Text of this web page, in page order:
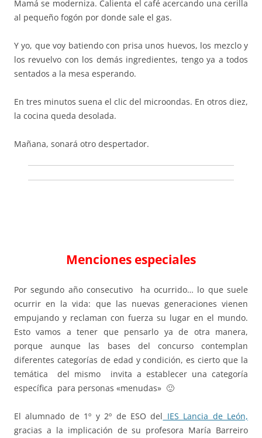
Mamá se moderniza. Calienta el café acercando una cerilla
al pequeño fogón por donde sale el gas.
Y yo, que voy batiendo con prisa unos huevos, los mezclo y
los revuelvo con los demás ingredientes, tengo ya a todos
sentados a la mesa esperando.
En tres minutos suena el clic del microondas. En otros diez,
la cocina queda desolada.
Mañana, sonará otro despertador.
Menciones especiales
Por segundo año consecutivo ha ocurrido… lo que suele
ocurrir en la vida: que las nuevas generaciones vienen
empujando y reclaman con fuerza su lugar en el mundo.
Esto vamos a tener que pensarlo ya de otra manera,
porque aunque las bases del concurso contemplan
diferentes categorías de edad y condición, es cierto que la
temática del mismo invita a establecer una categoría
específica para personas «menudas» 🙂
El alumnado de 1º y 2º de ESO del IES Lancia de León,
gracias a la implicación de su profesora María Barreiro